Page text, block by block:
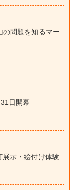
問題を知るマー
日開幕
示・絵付け体験